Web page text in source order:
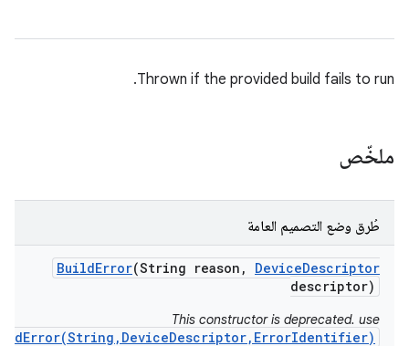
Thrown if the provided build fails to run.
ملخّص
طُرق وضع التصميم العامة
BuildError(String reason , DeviceDescriptor
descriptor)
This constructor is deprecated. use